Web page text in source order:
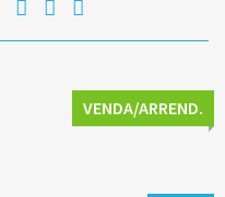
VENDA/ARREND.